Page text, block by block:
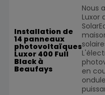
Installation de
14 panneaux
photovoltaïques
Luxor 400 Full
Black à
Beaufays
Nous
Luxor
en